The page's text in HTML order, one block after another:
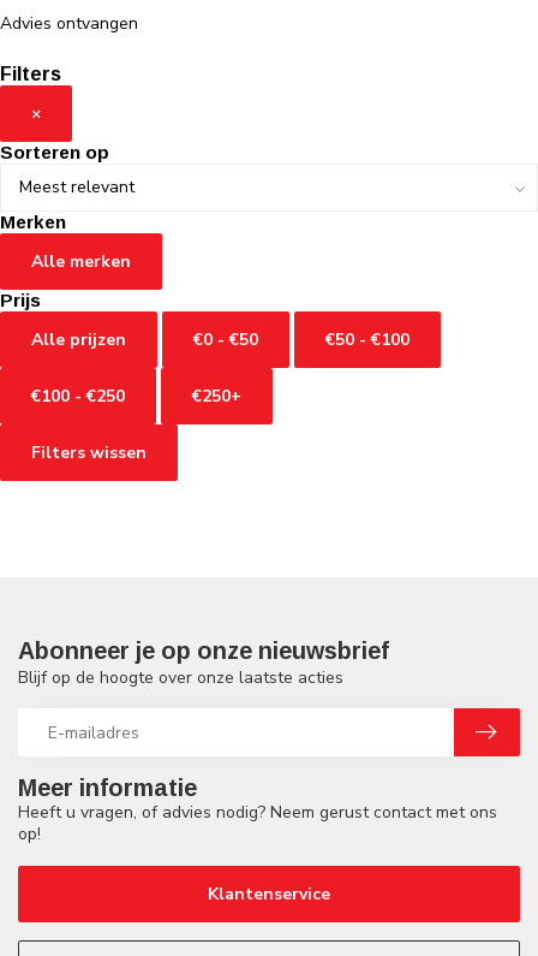
Advies ontvangen
Filters
×
Sorteren op
Merken
Alle merken
Prijs
Alle prijzen €0 - €50 €50 - €100
€100 - €250 €250+
Filters wissen
Meer informatie
Heeft u vragen, of advies nodig? Neem gerust contact met ons
op!
Klantenservice
Abonneer je op onze nieuwsbrief
Blijf op de hoogte over onze laatste acties